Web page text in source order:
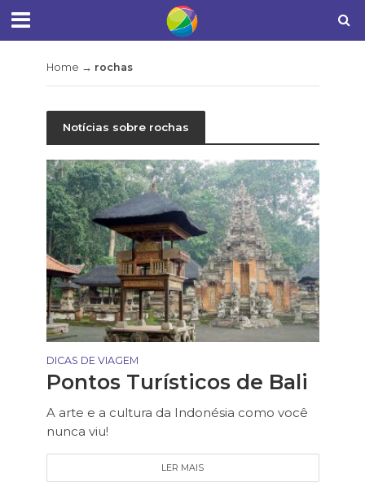
Home → rochas
Notícias sobre rochas
DICAS DE VIAGEM
Pontos Turísticos de Bali
A arte e a cultura da Indonésia como você
nunca viu!
LER MAIS